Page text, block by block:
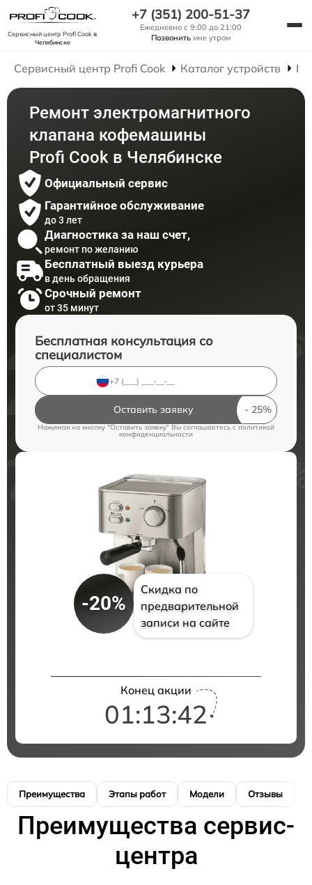
Сервисный центр Profi Cookв
Челябинске
+7 (351) 200-51-37
Ежедневно с 9:00 до 21:00
Позвонить мне утром
Сервисный центр Profi Cook Каталог устройств
Ремонт электромагнитного
клапана кофемашины
Profi Cook в Челябинске
Официальный сервис
Гарантийное обслуживание
до 3 лет
Диагностика за наш счет,
ремонт по желанию
Бесплатный выезд курьера
в день обращения
Срочный ремонт
от 35 минут
Бесплатная консультация со
специалистом
Оставить заявку
Нажимая на кнопку "Оставить заявку" Вы соглашаетесь c политикой
конфиденциальности
-20%
Скидка по
предварительной
записи на сайте
Конец акции
01:13:42
Преимущества Этапы работ Модели Отзывы
Преимущества сервис-
центра